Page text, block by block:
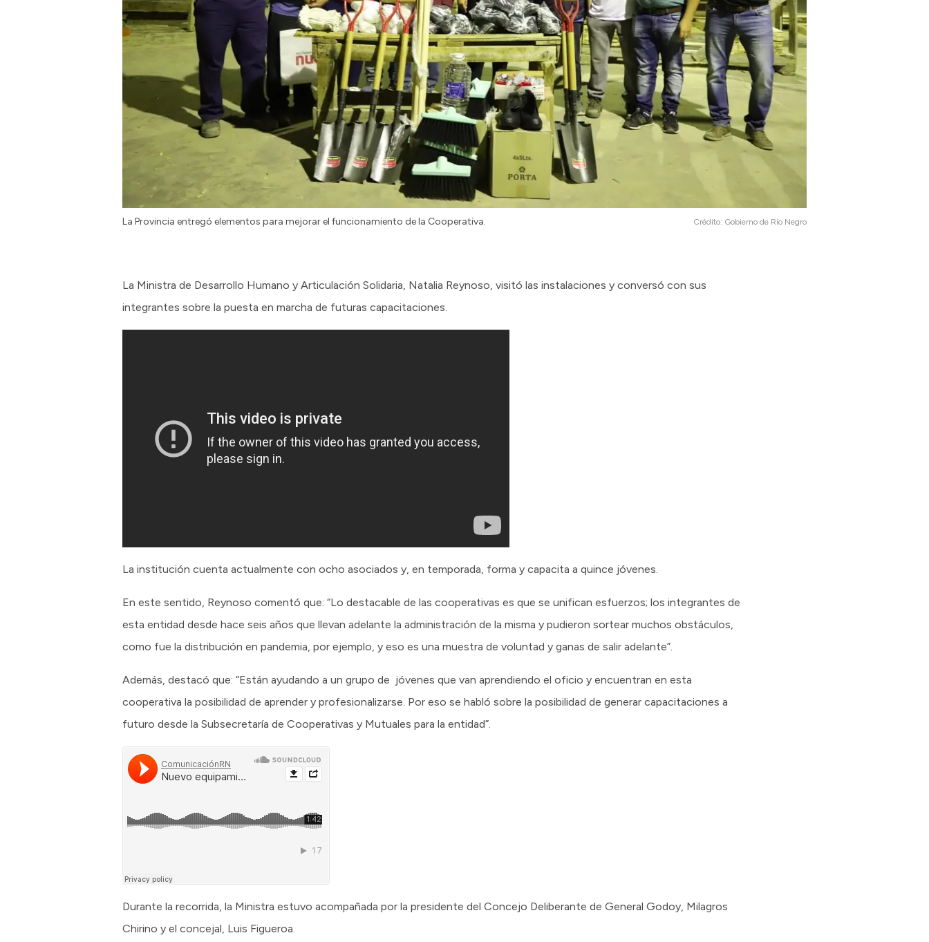
La Provincia entregó elementos para mejorar el funcionamiento de la Cooperativa. Crédito: Gobierno de Río Negro
La Ministra de Desarrollo Humano y Articulación Solidaria, Natalia Reynoso, visitó las instalaciones y conversó con sus
integrantes sobre la puesta en marcha de futuras capacitaciones.
La institución cuenta actualmente con ocho asociados y, en temporada, forma y capacita a quince jóvenes.
En este sentido, Reynoso comentó que: “Lo destacable de las cooperativas es que se unifican esfuerzos; los integrantes de
esta entidad desde hace seis años que llevan adelante la administración de la misma y pudieron sortear muchos obstáculos,
como fue la distribución en pandemia, por ejemplo, y eso es una muestra de voluntad y ganas de salir adelante”.
Además, destacó que: “Están ayudando a un grupo de jóvenes que van aprendiendo el oficio y encuentran en esta
cooperativa la posibilidad de aprender y profesionalizarse. Por eso se habló sobre la posibilidad de generar capacitaciones a
futuro desde la Subsecretaría de Cooperativas y Mutuales para la entidad”.
Durante la recorrida, la Ministra estuvo acompañada por la presidente del Concejo Deliberante de General Godoy, Milagros
Chirino y el concejal, Luis Figueroa.